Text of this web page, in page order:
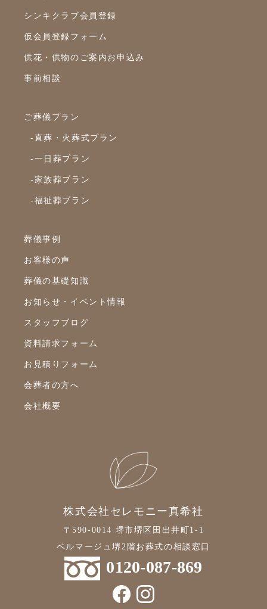
2023年3月
2023年2月
2023年1月
2022年12月
2022年4月
2022年3月
2022年2月
2022年1月
2021年12月
2021年11月
2021年10月
2021年9月
2021年8月
シンキクラブ会員登録
仮会員登録フォーム
供花・供物のご案内お申込み
事前相談
ご葬儀プラン
-直葬・火葬式プラン
-一日葬プラン
-家族葬プラン
-福祉葬プラン
葬儀事例
お客様の声
葬儀の基礎知識
お知らせ・イベント情報
スタッフブログ
資料請求フォーム
お見積りフォーム
会葬者の方へ
会社概要
株式会社セレモニー真希社
〒590-0014 堺市堺区田出井町1-1
ベルマージュ堺2階お葬式の相談窓口
0120-087-869